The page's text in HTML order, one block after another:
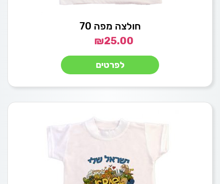
חולצה מפה 70
₪25.00
לפרטים